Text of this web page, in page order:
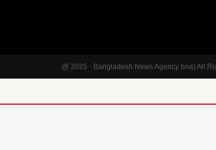
@ 2025 - Bangladesh News Agency bna) All